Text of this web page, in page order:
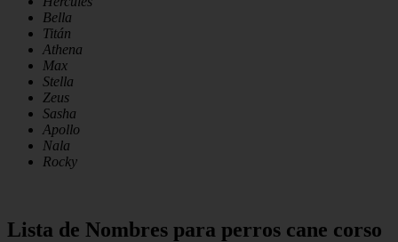
Bella
Titán
Athena
Max
Stella
Zeus
Sasha
Apollo
Nala
Rocky
Lista de Nombres para perros cane corso